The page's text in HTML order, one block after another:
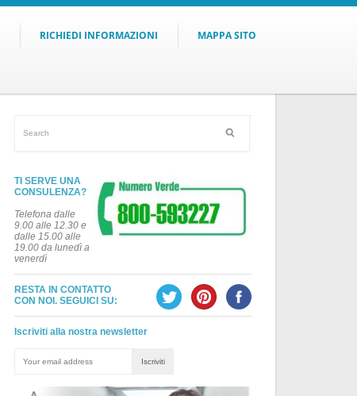
RICHIEDI INFORMAZIONI MAPPA SITO
TI SERVE UNA
CONSULENZA?
Telefona dalle
9.00 alle 12.30 e
dalle 15.00 alle
19.00 da lunedì a
venerdì
RESTA IN CONTATTO
CON NOI. SEGUICI SU:
Iscriviti alla nostra newsletter